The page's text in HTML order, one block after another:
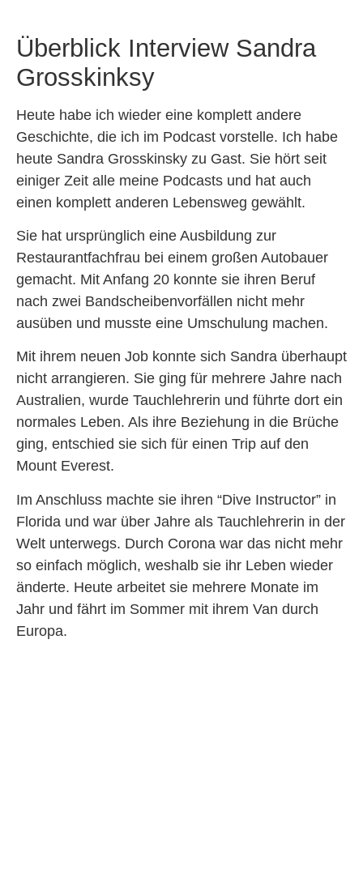
Überblick Interview Sandra
Grosskinksy
Heute habe ich wieder eine komplett andere
Geschichte, die ich im Podcast vorstelle. Ich habe
heute Sandra Grosskinsky zu Gast. Sie hört seit
einiger Zeit alle meine Podcasts und hat auch
einen komplett anderen Lebensweg gewählt.
Sie hat ursprünglich eine Ausbildung zur
Restaurantfachfrau bei einem großen Autobauer
gemacht. Mit Anfang 20 konnte sie ihren Beruf
nach zwei Bandscheibenvorfällen nicht mehr
ausüben und musste eine Umschulung machen.
Mit ihrem neuen Job konnte sich Sandra überhaupt
nicht arrangieren. Sie ging für mehrere Jahre nach
Australien, wurde Tauchlehrerin und führte dort ein
normales Leben. Als ihre Beziehung in die Brüche
ging, entschied sie sich für einen Trip auf den
Mount Everest.
Im Anschluss machte sie ihren “Dive Instructor” in
Florida und war über Jahre als Tauchlehrerin in der
Welt unterwegs. Durch Corona war das nicht mehr
so einfach möglich, weshalb sie ihr Leben wieder
änderte. Heute arbeitet sie mehrere Monate im
Jahr und fährt im Sommer mit ihrem Van durch
Europa.